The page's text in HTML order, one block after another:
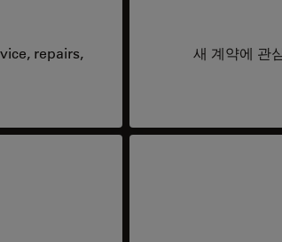
repairs,
새 계약에 관